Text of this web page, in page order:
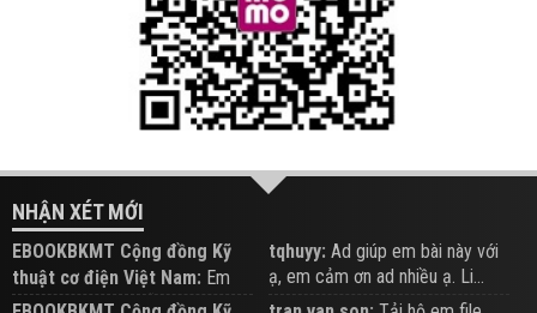
NHẬN XÉT MỚI
EBOOKBKMT Cộng đồng Kỹ
thuật cơ điện Việt Nam: Em
đăng trên Group hỗ trợ nhé
tqhuyy: Ad giúp em bài này với
ạ, em cảm ơn ad nhiều ạ. Li...